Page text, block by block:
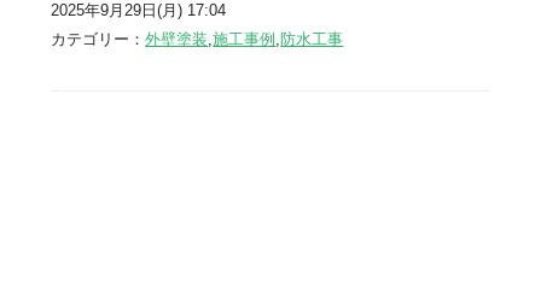
2025年9月29日(月) 17:04
カテゴリー：外壁塗装,施工事例 ,防水工事